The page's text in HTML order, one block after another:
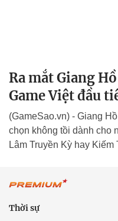
Ra mắt Giang
Game Việt đầu
(GameSao.vn) - Giang
chọn không tồi dành cho
Lâm Truyền Kỳ hay Kiếm
Thời sự